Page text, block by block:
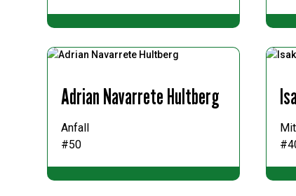
Adrian Navarrete Hultberg
Anfall
#50